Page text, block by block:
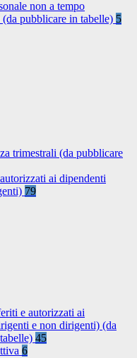
non a tempo
pubblicare in tabelle) 5
trimestrali (da pubblicare
ai dipendenti
79
e autorizzati ai
e non dirigenti) (da
45
6